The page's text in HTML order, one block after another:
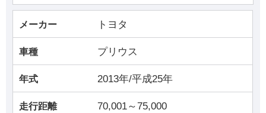
メーカー トヨタ
車種 プリウス
年式 2013年/平成25年
走行距離 70,001～75,000